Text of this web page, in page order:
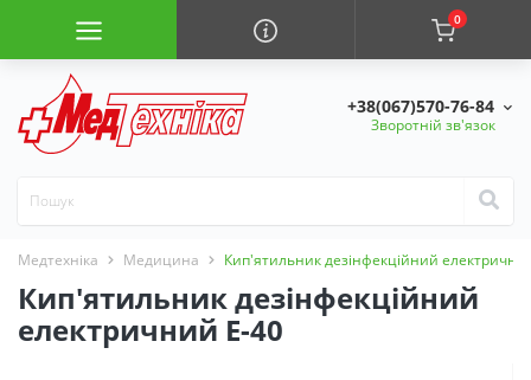
0
+38(067)570-76-84
Зворотній зв'язок
Медтехніка Медицина Кип'ятильник дезінфекційний
Кип'ятильник дезінфекційний
електричний Е-40